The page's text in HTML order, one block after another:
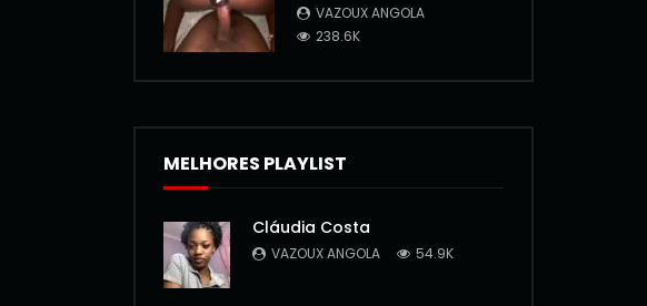
VAZOUX ANGOLA
238.6K
MELHORES PLAYLIST
Cláudia Costa
VAZOUX ANGOLA 54.9K